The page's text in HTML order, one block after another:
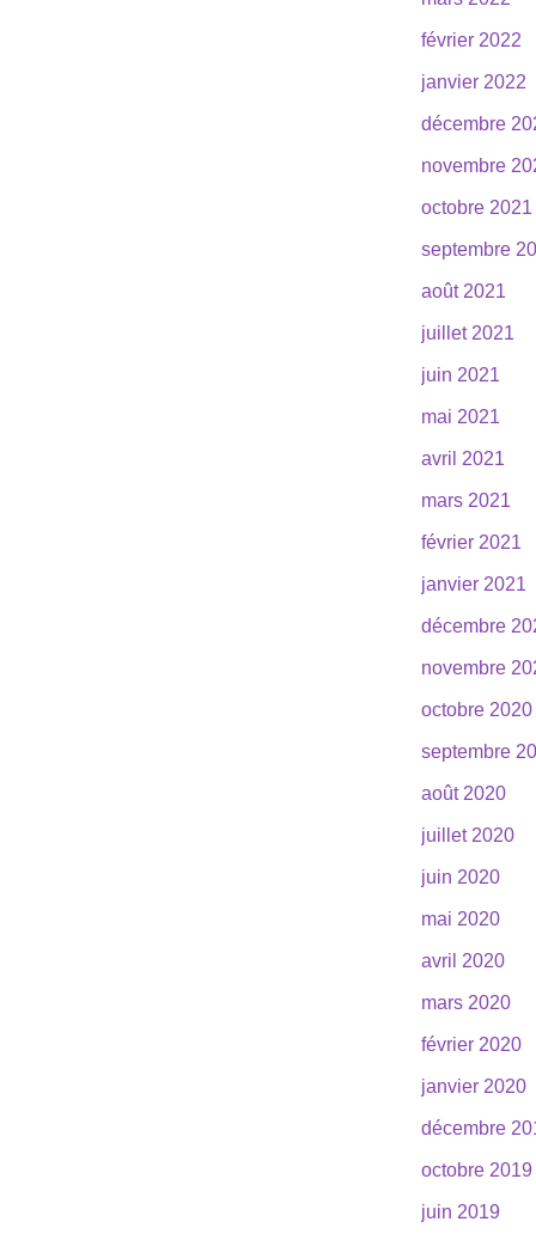
février 2022
janvier 2022
décembre
novembre
octobre 2021
septembre
août 2021
juillet 2021
juin 2021
mai 2021
avril 2021
mars 2021
février 2021
janvier 2021
décembre
novembre
octobre 2020
septembre
août 2020
juillet 2020
juin 2020
mai 2020
avril 2020
mars 2020
février 2020
janvier 2020
décembre
octobre 2019
juin 2019